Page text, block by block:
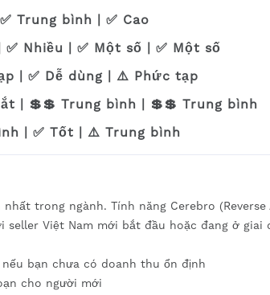
Trung bình | ✅ Cao
Nhiều | ✅ Một số | ✅ Một số
| ✅ Dễ dùng | ⚠️ Phức tạp
| 💲💲 Trung bình | 💲💲 Trung bình
| ✅ Tốt | ⚠️ Trung bình
trong ngành. Tính năng Cerebro (Reverse
seller Việt Nam mới bắt đầu hoặc đang ở giai
bạn chưa có doanh thu ổn định
cho người mới